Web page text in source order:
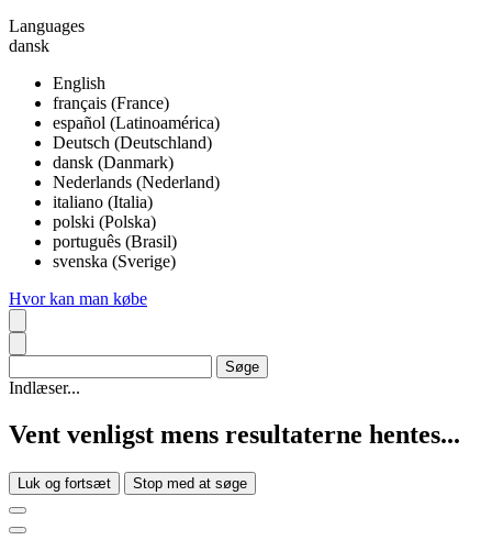
Languages
dansk
English
français (France)
español (Latinoamérica)
Deutsch (Deutschland)
dansk (Danmark)
Nederlands (Nederland)
italiano (Italia)
polski (Polska)
português (Brasil)
svenska (Sverige)
Hvor kan man købe
Indlæser...
Vent venligst mens resultaterne hentes...
Luk og fortsæt Stop med at søge